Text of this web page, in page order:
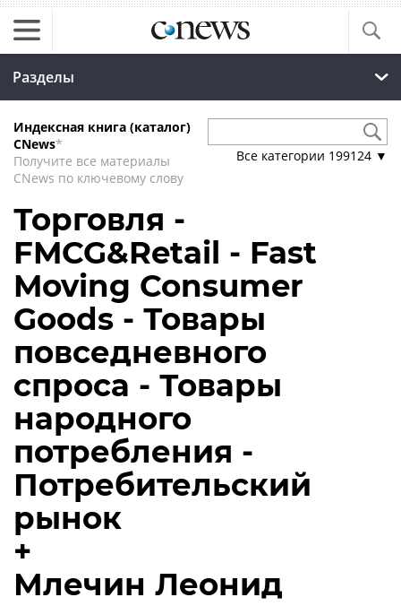
Разделы
Индексная книга (каталог)
CNews*
Получите все материалы
CNews по ключевому слову
Все категории 199124 ▼
Торговля -
FMCG&Retail - Fast
Moving Consumer
Goods - Товары
повседневного
спроса - Товары
народного
потребления -
Потребительский
рынок
+
Млечин Леонид